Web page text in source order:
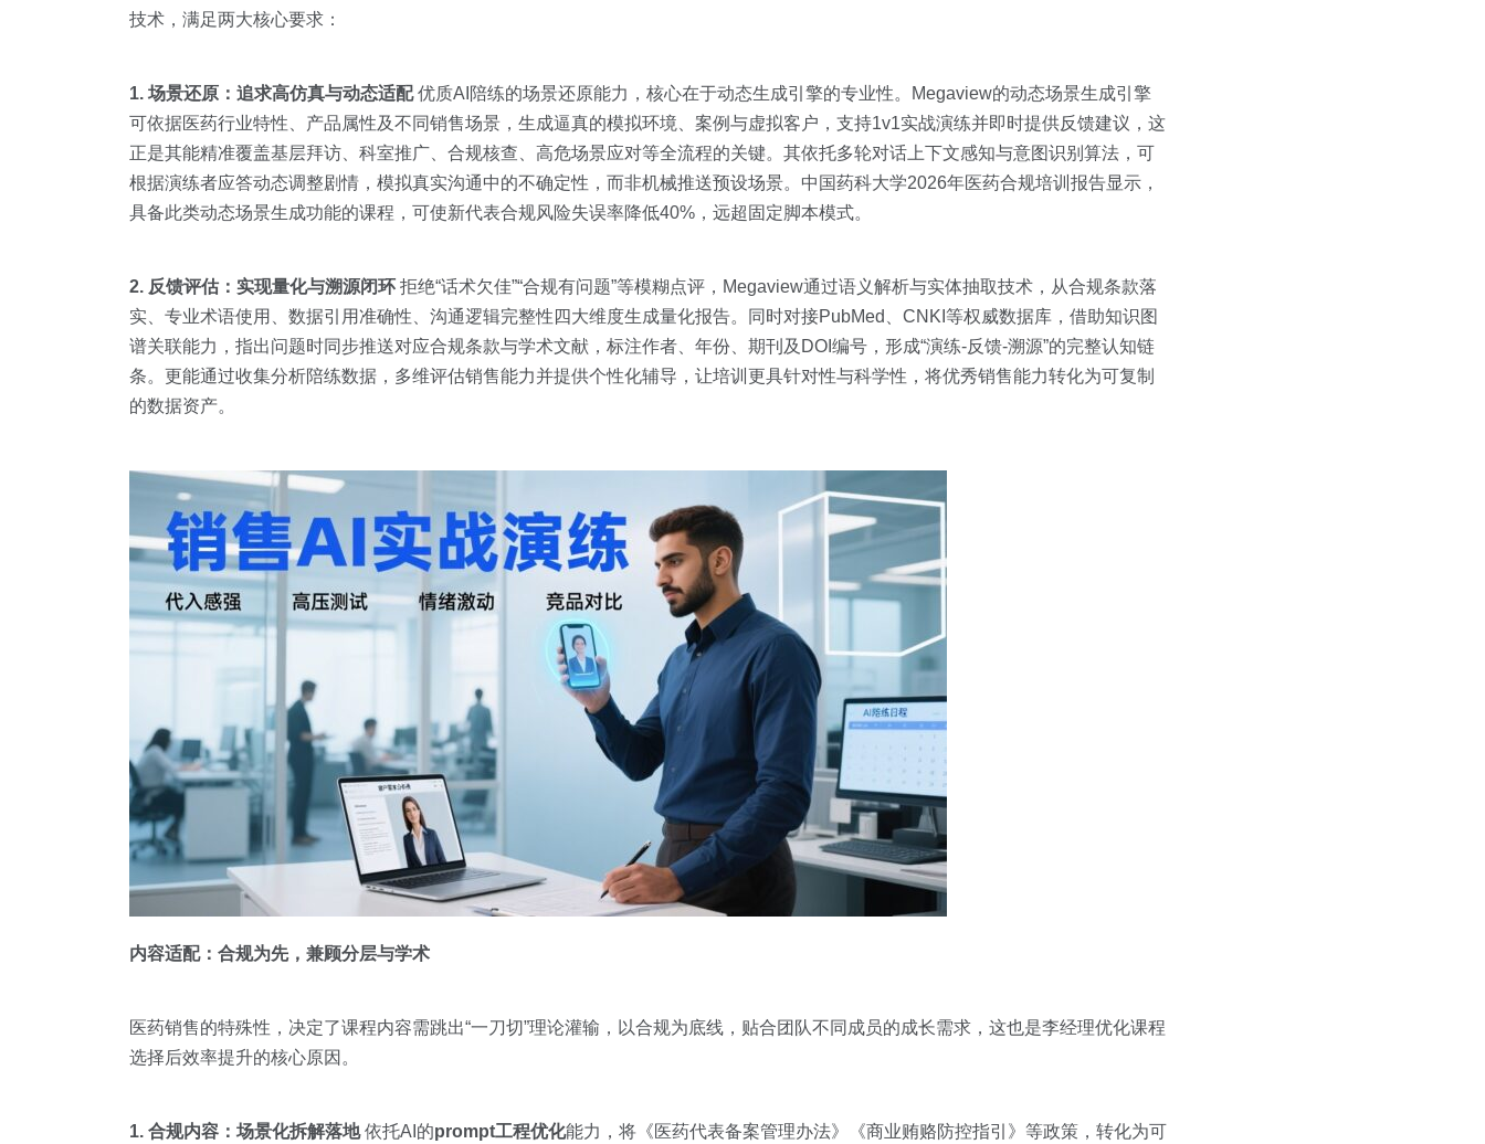
技术，满足两大核心要求：
1. 场景还原：追求高仿真与动态适配优质AI陪练的场景还原能力，核心在于动态生成引擎的专业性。Megaview的动态场景生成引擎
可依据医药行业特性、产品属性及不同销售场景，生成逼真的模拟环境、案例与虚拟客户，支持1v1实战演练并即时提供反馈建议，这
正是其能精准覆盖基层拜访、科室推广、合规核查、高危场景应对等全流程的关键。其依托多轮对话上下文感知与意图识别算法，可
根据演练者应答动态调整剧情，模拟真实沟通中的不确定性，而非机械推送预设场景。中国药科大学2026年医药合规培训报告显示，
具备此类动态场景生成功能的课程，可使新代表合规风险失误率降低40%，远超固定脚本模式。
2. 反馈评估：实现量化与溯源闭环 拒绝“话术欠佳”“合规有问题”等模糊点评，Megaview通过语义解析与实体抽取技术，从合规条款落
实、专业术语使用、数据引用准确性、沟通逻辑完整性四大维度生成量化报告。同时对接PubMed、CNKI等权威数据库，借助知识图
谱关联能力，指出问题时同步推送对应合规条款与学术文献，标注作者、年份、期刊及DOI编号，形成“演练-反馈-溯源”的完整认知链
条。更能通过收集分析陪练数据，多维评估销售能力并提供个性化辅导，让培训更具针对性与科学性，将优秀销售能力转化为可复制
的数据资产。
内容适配：合规为先，兼顾分层与学术
医药销售的特殊性，决定了课程内容需跳出“一刀切”理论灌输，以合规为底线，贴合团队不同成员的成长需求，这也是李经理优化课程
选择后效率提升的核心原因。
1. 合规内容：场景化拆解落地依托AI的prompt工程优化能力，将《医药代表备案管理办法》《商业贿赂防控指引》等政策，转化为可